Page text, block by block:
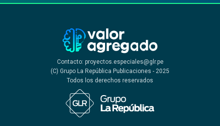
Contacto: proyectos.especiales@glr.pe
(C) Grupo La República Publicaciones - 2025
Todos los derechos reservados